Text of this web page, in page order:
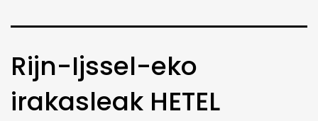
Rijn-Ijssel-eko
irakasleak HETEL